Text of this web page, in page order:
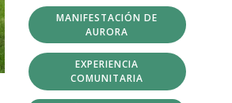
MANIFESTACIÓN DE
AURORA
EXPERIENCIA
COMUNITARIA